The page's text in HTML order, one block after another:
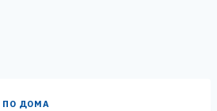
ПО ДОМА